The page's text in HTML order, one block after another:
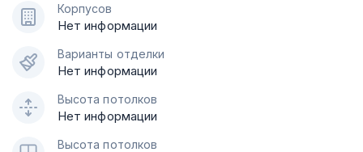
Корпусов
Нет информации
Варианты отделки
Нет информации
Высота потолков
Нет информации
Высота потолков